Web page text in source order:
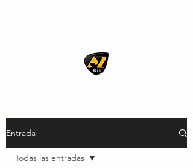
Entrada
Todas las entradas